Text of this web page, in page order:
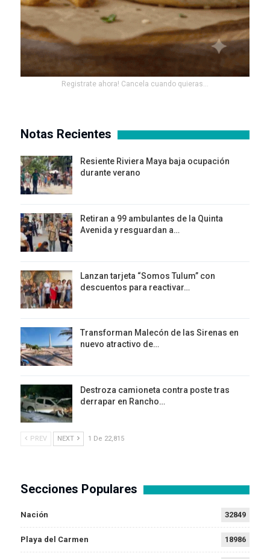
Registrate ahora! Cancela cuando quieras...
Notas Recientes
Resiente Riviera Maya baja ocupación
durante verano
Retiran a 99 ambulantes de la Quinta
Avenida y resguardan a…
Lanzan tarjeta “Somos Tulum” con
descuentos para reactivar…
Transforman Malecón de las Sirenas en
nuevo atractivo de…
Destroza camioneta contra poste tras
derrapar en Rancho…
PREV NEXT 1 De 22,815
Secciones Populares
Nación 32849
Playa del Carmen 18986